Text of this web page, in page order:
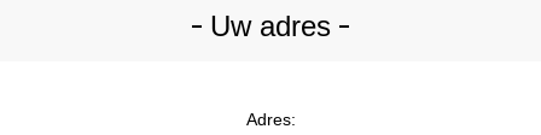
Uw adres
Adres: